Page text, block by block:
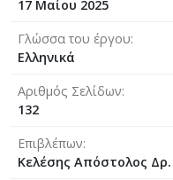
17 Μαίου 2025
Γλώσσα του έργου
Ελληνικά
Αριθμός Σελίδων
132
Επιβλέπων
Κελέσης Απόστολος